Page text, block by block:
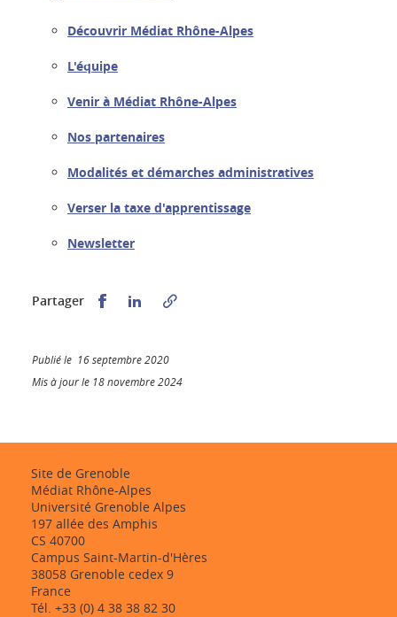
Découvrir Médiat Rhône-Alpes
L'équipe
Venir à Médiat Rhône-Alpes
Nos partenaires
Modalités et démarches administratives
Verser la taxe d'apprentissage
Newsletter
Partager Partager sur Facebook
Partager sur LinkedIn
Publié le 16 septembre 2020
Mis à jour le 18 novembre 2024
Site de Grenoble
Médiat Rhône-Alpes
Université Grenoble Alpes
197 allée des Amphis
CS 40700
Campus Saint-Martin-d'Hères
38058 Grenoble cedex 9
France
Tél. +33 (0) 4 38 38 82 30